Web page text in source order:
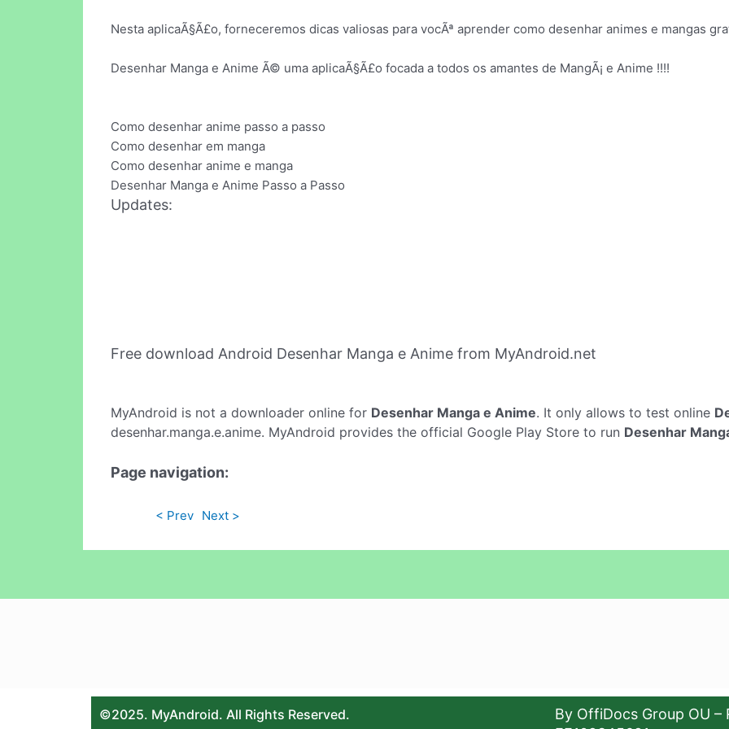
Nesta aplicaÃ§Ã£o, forneceremos dicas valiosas para vocÃª aprender como desenhar animes e mangas
Desenhar Manga e Anime Ã© uma aplicaÃ§Ã£o focada a todos os amantes de MangÃ¡ e Anime !!!!
Como desenhar anime passo a passo
Como desenhar em manga
Como desenhar anime e manga
Desenhar Manga e Anime Passo a Passo
Updates:
Free download Android Desenhar Manga e Anime from MyAndroid.net
MyAndroid is not a downloader online for Desenhar Manga e Anime. It only allows to test online
desenhar.manga.e.anime. MyAndroid provides the official Google Play Store to run Desenhar
Page navigation:
< Prev Next >
©2025. MyAndroid. All Rights Reserved.
By OffiDocs Group OU –